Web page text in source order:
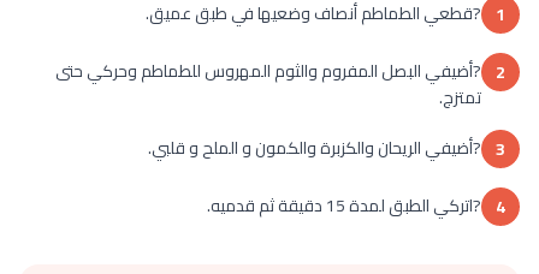
1 ?قطعي الطماطم أنصاف وضعيها في طبق عميق.
2 ?أضيفي البصل المفروم والثوم المهروس للطماطم وحركي حتى
تمتزج.
3 ?أضيفي الريحان والكزبرة والكمون و الملح و قلبي.
4 ?اتركي الطبق لمدة 15 دقيقة ثم قدميه.